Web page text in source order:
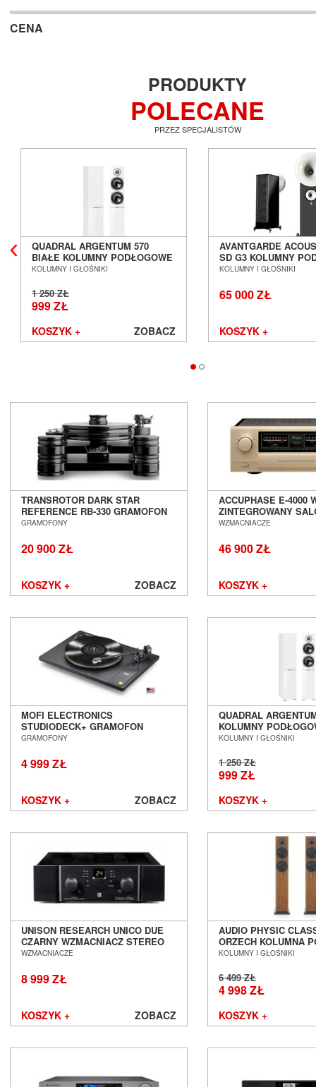
CENA
PRODUKTY
POLECANE
PRZEZ SPECJALISTÓW
QUADRAL ARGENTUM 570
BIAŁE KOLUMNY PODŁOGOWE
SALON POZNAŃ WROCŁAW
KOLUMNY I GŁOŚNIKI
1 250 ZŁ
999 ZŁ
KOSZYK + ZOBACZ
AVANTGARDE
SD G3 KOLUMNY
SALON POZNAŃ
KOLUMNY I GŁOŚNIKI
65 000 ZŁ
KOSZYK +
TRANSROTOR DARK STAR
REFERENCE RB-330 GRAMOFON
ANALOGOWY SALON POZNAŃ
GRAMOFONY
20 900 ZŁ
KOSZYK + ZOBACZ
ACCUPHASE E-4000
ZINTEGROWANY
WROCŁAW
WZMACNIACZE
46 900 ZŁ
KOSZYK +
MOFI ELECTRONICS
STUDIODECK+ GRAMOFON
SALON POZNAŃ WROCŁAW
GRAMOFONY
4 999 ZŁ
KOSZYK + ZOBACZ
QUADRAL
KOLUMNY
POZNAŃ WROCŁAW
KOLUMNY I GŁOŚNIKI
1 250 ZŁ
999 ZŁ
KOSZYK +
UNISON RESEARCH UNICO DUE
CZARNY WZMACNIACZ STEREO
SALON POZNAŃ WROCŁAW
WZMACNIACZE
8 999 ZŁ
KOSZYK + ZOBACZ
AUDIO PHYSIC
ORZECH KOLUMNA
SALON POZNAŃ
KOLUMNY I GŁOŚNIKI
6 499 ZŁ
4 998 ZŁ
KOSZYK +